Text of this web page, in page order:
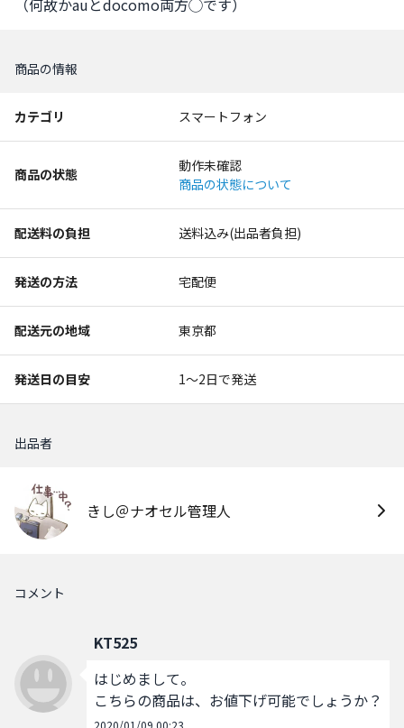
（何故かauとdocomo両方◯です）
商品の情報
カテゴリ スマートフォン
商品の状態
動作未確認
商品の状態について
配送料の負担 送料込み(出品者負担)
発送の方法 宅配便
配送元の地域 東京都
発送日の目安 1〜2日で発送
出品者
きし＠ナオセル管理人
コメント
KT525
はじめまして。
こちらの商品は、お値下げ可能でしょうか？
2020/01/09 00:23